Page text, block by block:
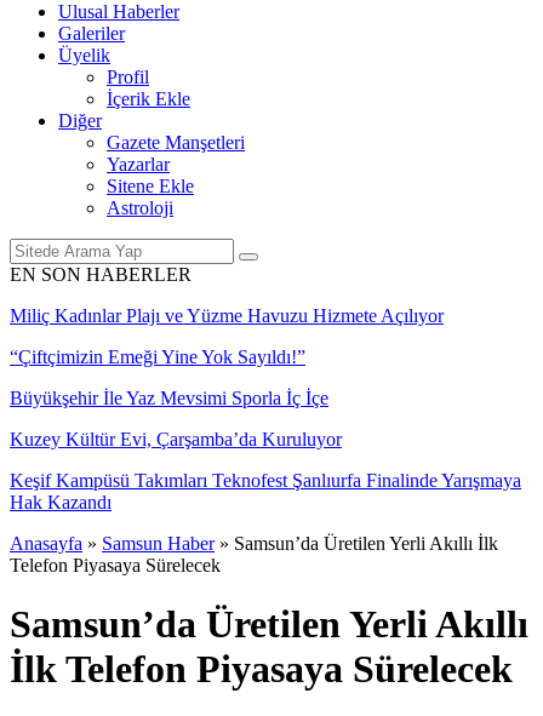
Ulusal Haberler
Galeriler
Üyelik
Profil
İçerik Ekle
Diğer
Gazete Manşetleri
Yazarlar
Sitene Ekle
Astroloji
EN SON HABERLER
Miliç Kadınlar Plajı ve Yüzme Havuzu Hizmete Açılıyor
“Çiftçimizin Emeği Yine Yok Sayıldı!”
Büyükşehir İle Yaz Mevsimi Sporla İç İçe
Kuzey Kültür Evi, Çarşamba’da Kuruluyor
Keşif Kampüsü Takımları Teknofest Şanlıurfa Finalinde Yarışmaya
Hak Kazandı
Anasayfa » Samsun Haber » Samsun’da Üretilen Yerli Akıllı İlk
Telefon Piyasaya Sürelecek
Samsun’da Üretilen Yerli Akıllı
İlk Telefon Piyasaya Sürelecek